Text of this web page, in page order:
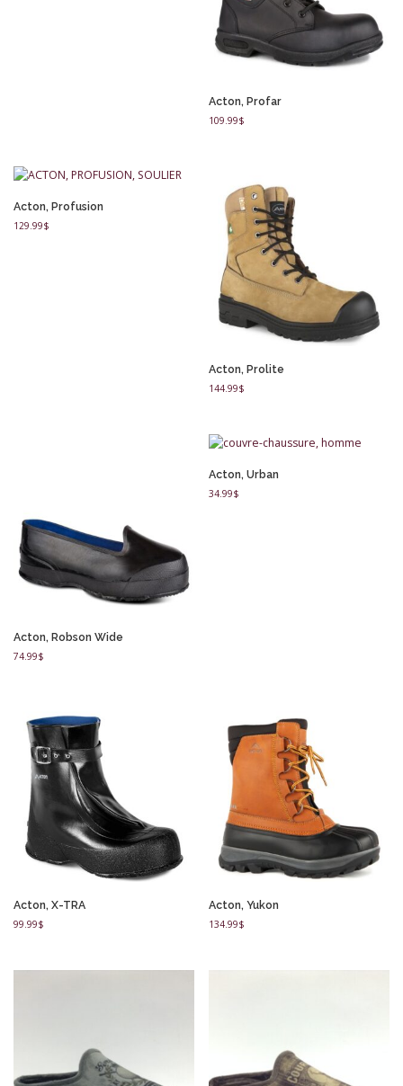
Acton, Profar
109.99$
Acton, Profusion
129.99$
Acton, Prolite
144.99$
Acton, Robson Wide
74.99$
Acton, Urban
34.99$
Acton, X-TRA
99.99$
Acton, Yukon
134.99$